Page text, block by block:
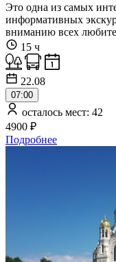
Это одна из самых
информативных
вниманию всех
15 ч
22.08
07:00
осталось мест: 42
4900 ₽
Подробнее